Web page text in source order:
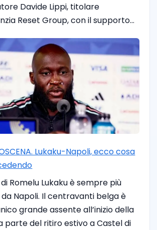
Davide Lippi, titolare
Reset Group, con il supporto…
Lukaku-Napoli, ecco cosa
Romelu Lukaku è sempre più
Napoli. Il centravanti belga è
grande assente all’inizio della
parte del ritiro estivo a Castel di